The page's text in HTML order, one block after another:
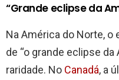
“Grande eclipse da
Na América do Norte,
de “o grande eclipse da
raridade. No Canadá, a